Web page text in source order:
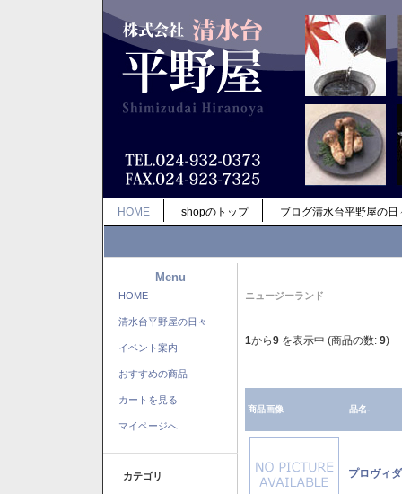
HOME shopのトップ ブログ清水台平野屋の日
Menu
HOME
清水台平野屋の日々
イベント案内
おすすめの商品
カートを見る
マイページへ
カテゴリ
ニュージーランド
1から9 を表示中 (商品の数: 9)
商品画像 品名-
プロヴィ